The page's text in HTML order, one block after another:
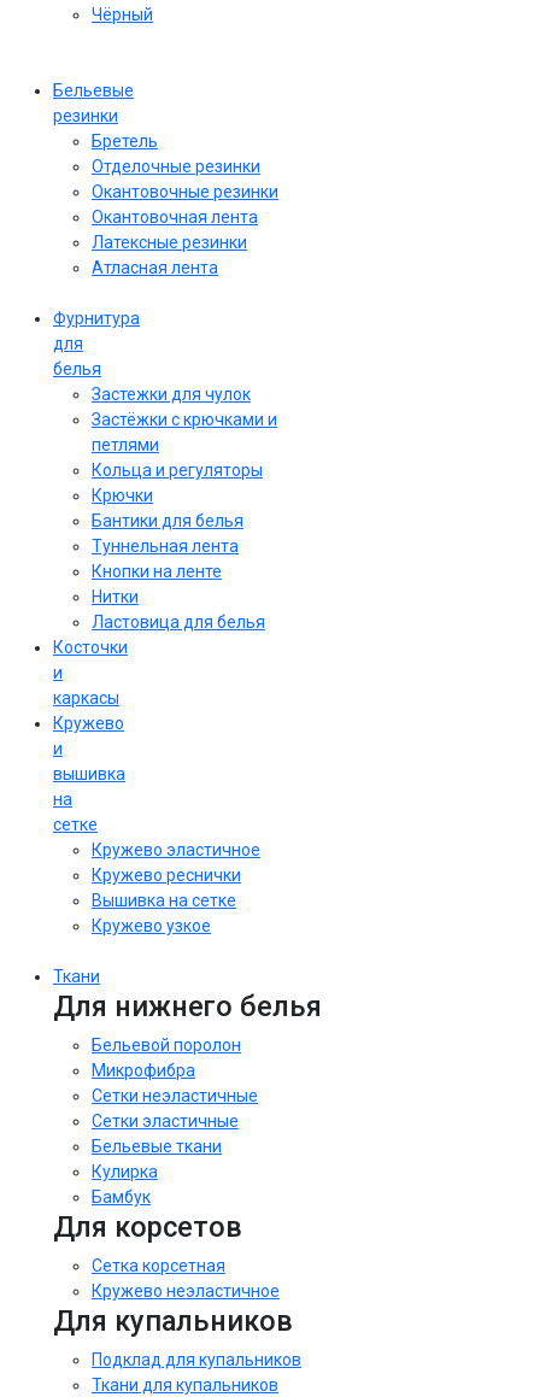
Чёрный
Бельевые
резинки
Бретель
Отделочные резинки
Окантовочные резинки
Окантовочная лента
Латексные резинки
Атласная лента
Фурнитура
для
белья
Застежки для чулок
Застёжки с крючками и
петлями
Кольца и регуляторы
Крючки
Бантики для белья
Туннельная лента
Кнопки на ленте
Нитки
Ластовица для белья
Косточки
и
каркасы
Кружево
и
вышивка
на
сетке
Кружево эластичное
Кружево реснички
Вышивка на сетке
Кружево узкое
Ткани
Для нижнего белья
Бельевой поролон
Микрофибра
Сетки неэластичные
Сетки эластичные
Бельевые ткани
Кулирка
Бамбук
Для корсетов
Сетка корсетная
Кружево неэластичное
Для купальников
Подклад для купальников
Ткани для купальников